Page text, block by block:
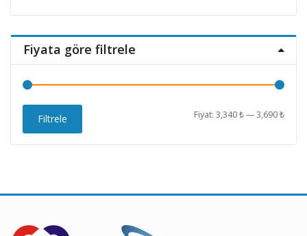
Fiyata göre filtrele
En
En
Filtrele Fiyat:3,340 ₺—3,690 ₺